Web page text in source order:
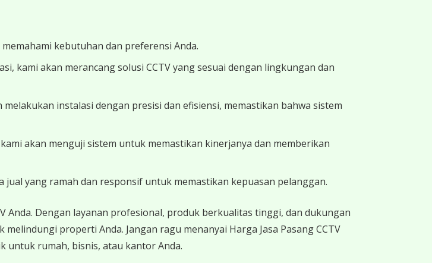
kebutuhan dan preferensi Anda.
kami akan merancang solusi CCTV yang sesuai dengan lingkungan dan
melakukan instalasi dengan presisi dan efisiensi, memastikan bahwa sistem
akan menguji sistem untuk memastikan kinerjanya dan memberikan
jual yang ramah dan responsif untuk memastikan kepuasan pelanggan.
Anda. Dengan layanan profesional, produk berkualitas tinggi, dan dukungan
properti Anda. Jangan ragu menanyai Harga Jasa Pasang CCTV
untuk rumah, bisnis, atau kantor Anda.